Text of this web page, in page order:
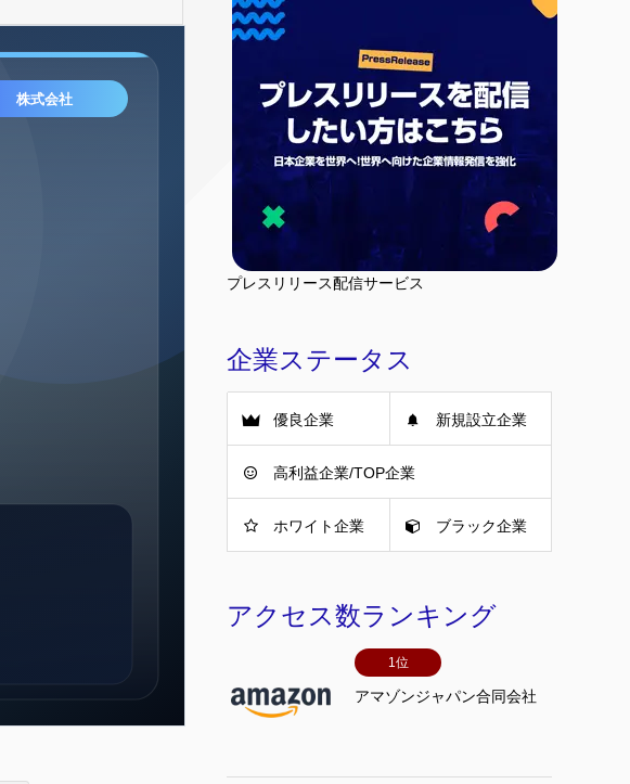
プレスリリース配信サービス
企業ステータス
優良企業 新規設立企業
高利益企業/TOP企業
ホワイト企業 ブラック企業
アクセス数ランキング
1位
アマゾンジャパン合同会社